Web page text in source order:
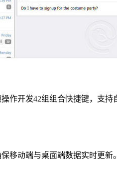
开发42组组合快捷键，支
移动端与桌面端数据实时更